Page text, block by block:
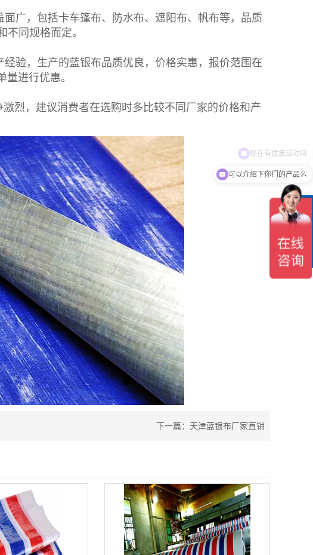
面广，包括卡车篷布、防水布、遮阳布、帆布等，品质
同规格而定。
经验，生产的蓝银布品质优良，价格实惠，报价范围在
进行优惠。
烈，建议消费者在选购时多比较不同厂家的价格和产
下一篇： 天津蓝银布厂家直销
在
线
服
可以介绍下你们的产品么